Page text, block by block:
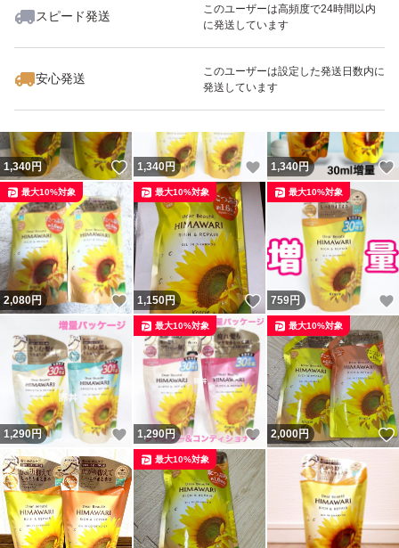
スピード発送
このユーザーは高頻度で24時間以内
に発送しています
安心発送
このユーザーは設定した発送日数内に
発送しています
いいね！
1,340
1,340円 いいね！
1,340円 いいね！
1,340円
2,080円 いいね！
最大10%対象
1,150円 いいね！
最大10%対象
759円
最大10%対象
1,290円 いいね！
1,290円 いいね！
最大10%対象
2,000円
最大10%対象
最大10%対象